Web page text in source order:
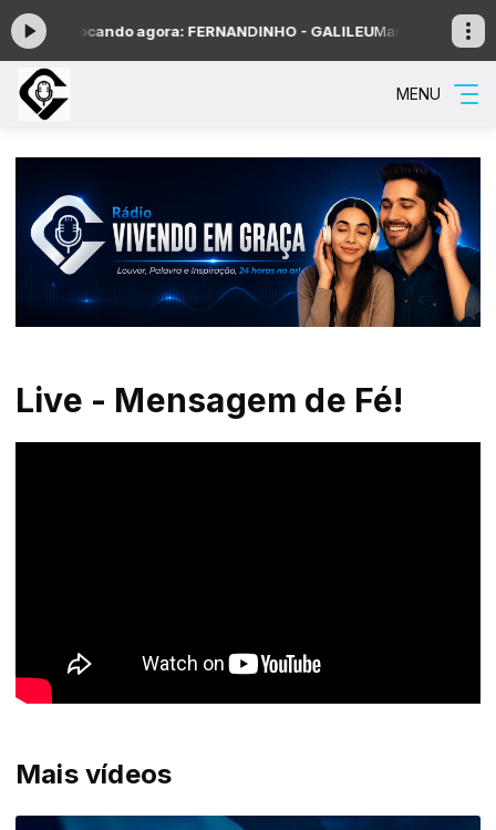
- Tocando agora: FERNANDINHO - GALILEUManhã Gospel com
MENU
Live - Mensagem de Fé!
Mais vídeos